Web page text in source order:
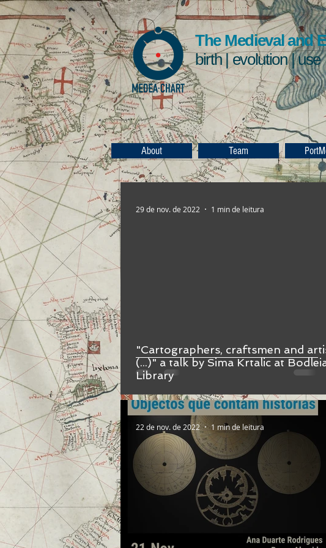
The Medieval and
birth | evolution | use
About Team
"Cartographers, craftsmen and
(...)" a talk by Sima Krtalic at
Library
29 de nov. de 2022 1 min de leitura
22 de nov. de 2022 1 min de leitura